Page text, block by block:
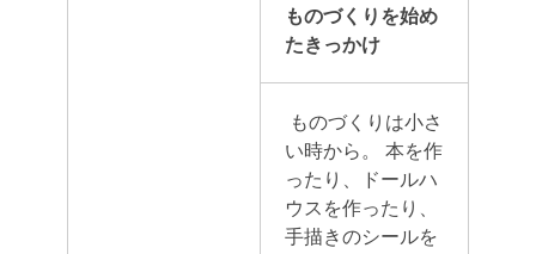
ものづくりを始め
たきっかけ
ものづくりは小さ
い時から。
本を作
ったり、ドールハ
ウスを作ったり、
手描きのシールを